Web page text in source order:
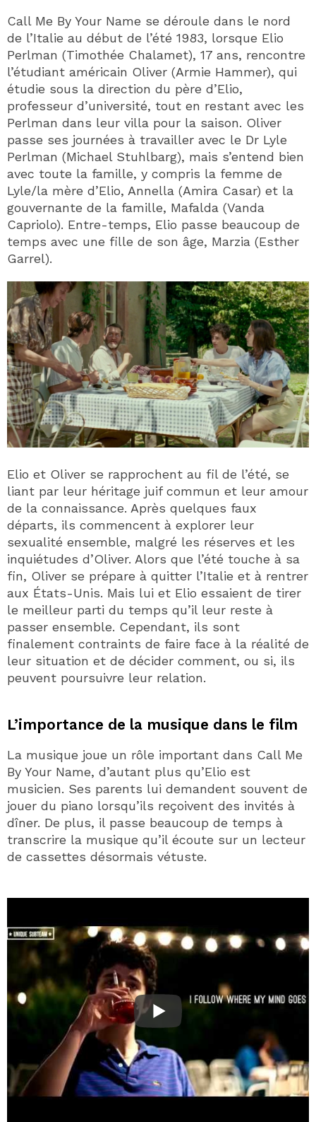
Call Me By Your Name se déroule dans le nord
de l’Italie au début de l’été 1983, lorsque Elio
Perlman (Timothée Chalamet), 17 ans, rencontre
l’étudiant américain Oliver (Armie Hammer), qui
étudie sous la direction du père d’Elio,
professeur d’université, tout en restant avec les
Perlman dans leur villa pour la saison. Oliver
passe ses journées à travailler avec le Dr Lyle
Perlman (Michael Stuhlbarg), mais s’entend bien
avec toute la famille, y compris la femme de
Lyle/la mère d’Elio, Annella (Amira Casar) et la
gouvernante de la famille, Mafalda (Vanda
Capriolo). Entre-temps, Elio passe beaucoup de
temps avec une fille de son âge, Marzia (Esther
Garrel).
Elio et Oliver se rapprochent au fil de l’été, se
liant par leur héritage juif commun et leur amour
de la connaissance. Après quelques faux
départs, ils commencent à explorer leur
sexualité ensemble, malgré les réserves et les
inquiétudes d’Oliver. Alors que l’été touche à sa
fin, Oliver se prépare à quitter l’Italie et à rentrer
aux États-Unis. Mais lui et Elio essaient de tirer
le meilleur parti du temps qu’il leur reste à
passer ensemble. Cependant, ils sont
finalement contraints de faire face à la réalité de
leur situation et de décider comment, ou si, ils
peuvent poursuivre leur relation.
L’importance de la musique dans le film
La musique joue un rôle important dans Call Me
By Your Name, d’autant plus qu’Elio est
musicien. Ses parents lui demandent souvent de
jouer du piano lorsqu’ils reçoivent des invités à
dîner. De plus, il passe beaucoup de temps à
transcrire la musique qu’il écoute sur un lecteur
de cassettes désormais vétuste.